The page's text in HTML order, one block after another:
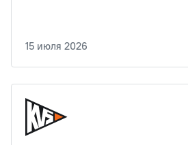
15 июля 2026